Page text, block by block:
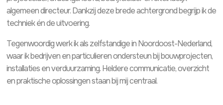
algemeen directeur. Dankzij deze brede achtergrond begrijp ik de
techniek én de uitvoering.
Tegenwoordig werk ik als zelfstandige in Noordoost-Nederland,
waar ik bedrijven en particulieren ondersteun bij bouwprojecten,
installaties en verduurzaming. Heldere communicatie, overzicht
en praktische oplossingen staan bij mij centraal.